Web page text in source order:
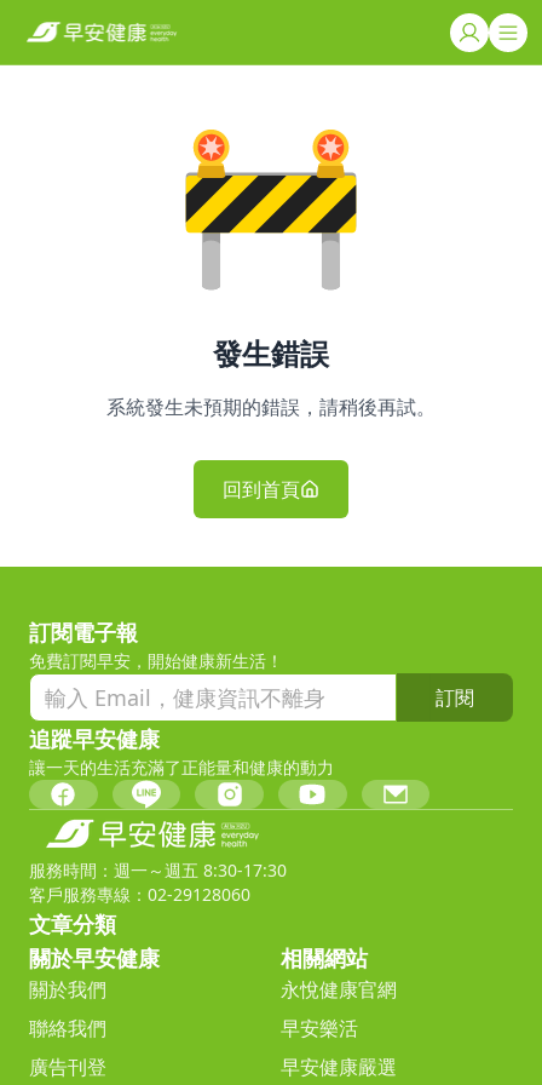
發生錯誤
系統發生未預期的錯誤，請稍後再試。
回到首頁
訂閱電子報
免費訂閱早安，開始健康新生活！
訂閱
追蹤早安健康
讓一天的生活充滿了正能量和健康的動力
服務時間：週一～週五 8:30-17:30
客戶服務專線：02-29128060
文章分類
關於早安健康
關於我們
聯絡我們
廣告刊登
相關網站
永悅健康官網
早安樂活
早安健康嚴選